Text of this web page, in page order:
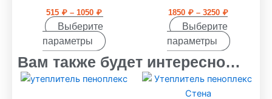
515 ₽ – 1050 ₽
Выберите
параметры
можно
выбрать
на
странице
товара.
1850 ₽ – 3250 ₽
Выберите
параметры
можно
выбрать
на
странице
товара.
Вам также будет интересно…
Диапазон
Этот
Диапазон
Этот
товар